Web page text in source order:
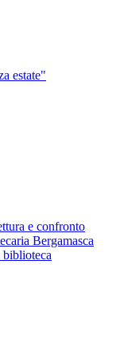
estate"
e confronto
Bergamasca